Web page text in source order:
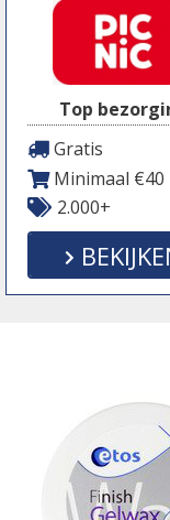
Top
Gratis
Minimaal €40
2.000+